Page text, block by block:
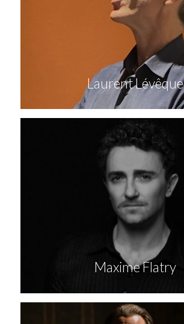
Laurent Lévêque
Maxime Flatry